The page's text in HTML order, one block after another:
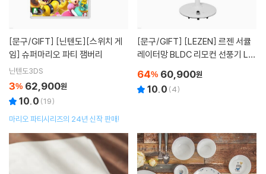
[문구/GIFT]
임] 슈퍼마리오 파티 잼버리
닌텐도3DS
3% 62,900원
10.0 (19)
마리오 파티시리즈의 24년 신작 판매!
[문구/GIFT]
레이터망 BLDC 리모컨 선풍기 LZ
64% 60,900원
10.0 (4)